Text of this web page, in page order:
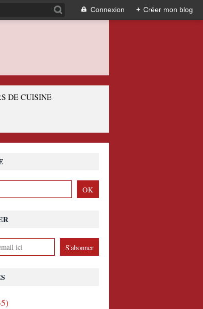
Connexion + Créer mon blog
DE CUISINE